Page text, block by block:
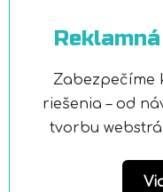
Zabezpečíme
riešenia – od
tvorbu